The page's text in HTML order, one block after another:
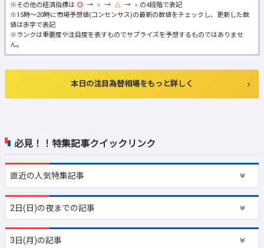
必見！！特集記事クイックリンク
直近の人気特集記事
2日(日)の夜までの記事
3日(月)の記事
※その他の経済指標は
→ → →
の4段階で表記
※15時～20時に市場予想値(コンセンサス)の最新の数値をチェックし、更新した数
値は赤字で表記
※ランクは重要度や注目度を表すものでサプライズを予想するものではありませ
ん。
本日の注目為替相場をもっと詳しく